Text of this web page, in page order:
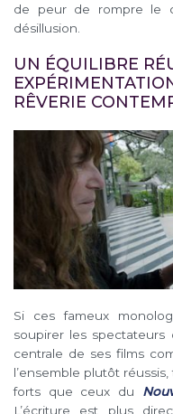
de peur de rompre le
désillusion.
UN ÉQUILIBRE
RÊVERIE
Si ces fameux
soupirer les
centrale de ses films
l’ensemble plutôt
forts que ceux du
L’écriture est plus